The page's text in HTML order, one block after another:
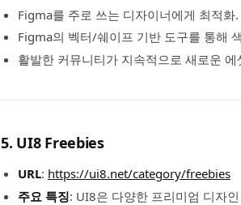
Figma를 주로 쓰는 디자이너에게 최적화.
Figma의 벡터/쉐이프 기반 도구를 통해
활발한 커뮤니티가 지속적으로 새로운 에
5. UI8 Freebies
URL: https://ui8.net/category/freebies
주요 특징: UI8은 다양한 프리미엄 디자